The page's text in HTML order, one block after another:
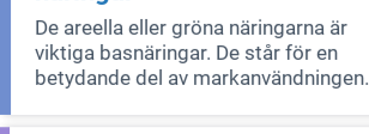
De areella eller gröna näringarna är
viktiga basnäringar. De står för en
betydande del av markanvändningen
på landsbygden och har en unik roll
som förvaltare av landskapets natur-